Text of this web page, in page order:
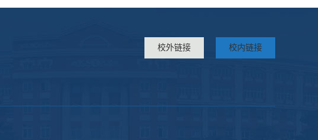
校内链接
校外链接